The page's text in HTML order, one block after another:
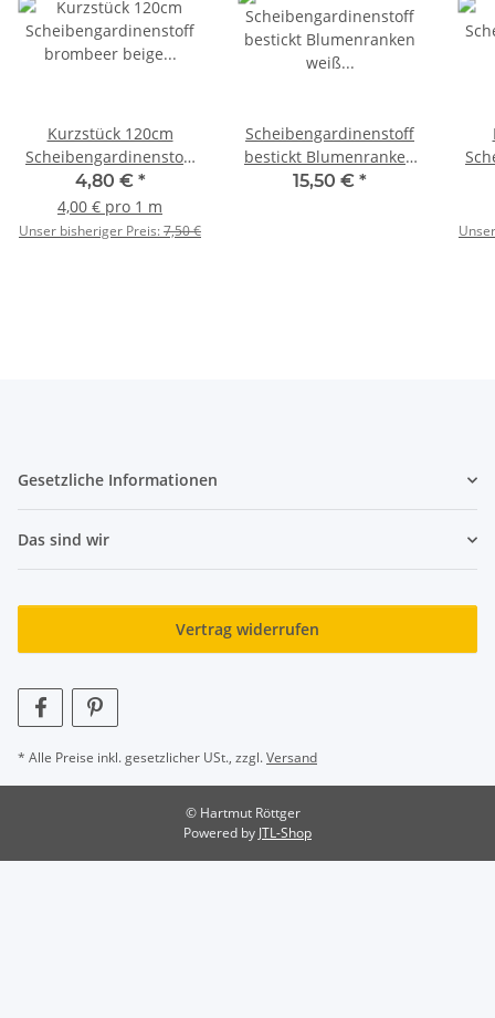
Kurzstück 120cm
Scheibengardinenstoff
brombeer beige Blüten
Blumen 60cm hoch
4,80 € *
4,00 € pro 1 m
Unser bisheriger Preis:7,50 €
Scheibengardinenstoff
bestickt Blumenranken
weiß 60cm hoch
15,50 € *
Gesetzliche Informationen
Das sind wir
Vertrag widerrufen
* Alle Preise inkl. gesetzlicher USt., zzgl.Versand
© Hartmut Röttger
Powered by JTL-Shop